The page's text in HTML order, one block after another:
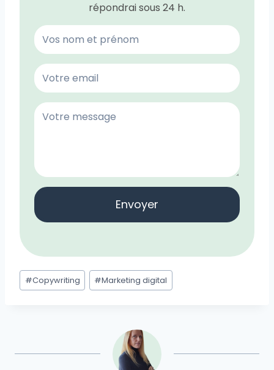
répondrai sous 24 h.
Envoyer
Étiquettes
de
#Copywriting #Marketing digital